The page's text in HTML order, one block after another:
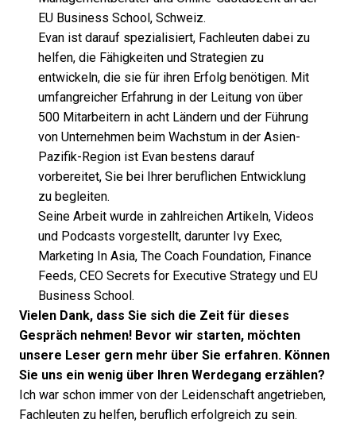
EU Business School, Schweiz.
Evan ist darauf spezialisiert, Fachleuten dabei zu
helfen, die Fähigkeiten und Strategien zu
entwickeln, die sie für ihren Erfolg benötigen. Mit
umfangreicher Erfahrung in der Leitung von über
500 Mitarbeitern in acht Ländern und der Führung
von Unternehmen beim Wachstum in der Asien-
Pazifik-Region ist Evan bestens darauf
vorbereitet, Sie bei Ihrer beruflichen Entwicklung
zu begleiten.
Seine Arbeit wurde in zahlreichen Artikeln, Videos
und Podcasts vorgestellt, darunter Ivy Exec,
Marketing In Asia, The Coach Foundation, Finance
Feeds, CEO Secrets for Executive Strategy und EU
Business School.
Vielen Dank, dass Sie sich die Zeit für dieses
Gespräch nehmen! Bevor wir starten, möchten
unsere Leser gern mehr über Sie erfahren. Können
Sie uns ein wenig über Ihren Werdegang erzählen?
Ich war schon immer von der Leidenschaft angetrieben,
Fachleuten zu helfen, beruflich erfolgreich zu sein.